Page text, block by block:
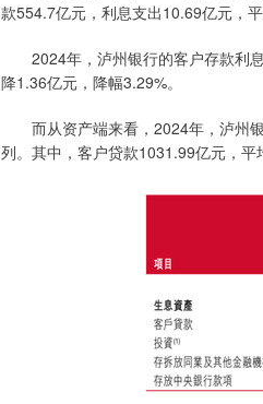
款554.7亿元，利息支出10.69亿元，
2024年，泸州银行的客户存款利息
降1.36亿元，降幅3.29%。
而从资产端来看，2024年，泸州银
列。其中，客户贷款1031.99亿元，平